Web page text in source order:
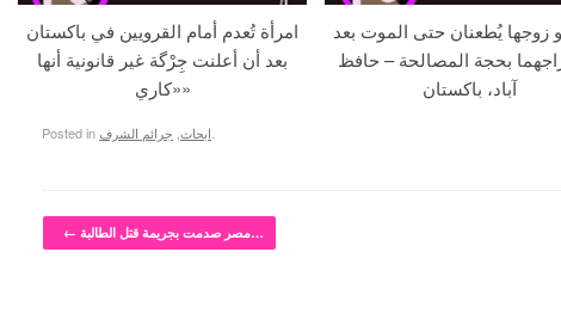
امرأة تُعدم أمام القرويين في باكستان
بعد أن أعلنت جِرْگة غير قانونية أنها
«كاري»
زوجها يُطعنان حتى الموت بعد
بحجة المصالحة – حافظ
آباد، باكستان
Posted in ابحاث جرائم الشرف
Post navigation
← مصر صدمت بجريمة قتل الطالبة…